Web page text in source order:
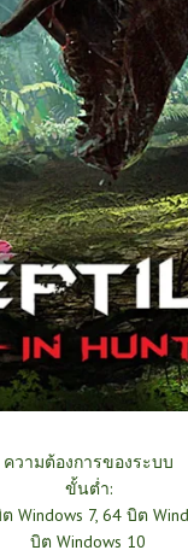
ความต้องการของระบบ
ขั้นต่ำ:
Windows 7, 64 บิต
บิต Windows 10